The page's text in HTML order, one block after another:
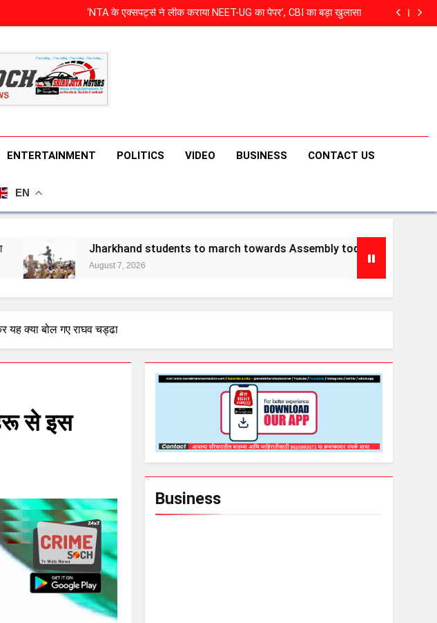
Jharkhand students to march towards Assembly today over JPSC, JSSC
recruitment row
बरी होने के बाद अयोध्या पहुंचे बृजभूषण सिंह, एयरपोर्ट से हनुमानगढ़ी तक भव्य स्वागत
‘NTA के एक्सपर्ट्स ने लीक कराया NEET-UG का पेपर’, CBI का बड़ा खुलासा
Jharkhand students to march towards Assembly today over JPSC, JSSC
बरी होने के बाद अयोध्या पहुंचे बृजभूषण सिंह, एयरपोर्ट से हनुमानगढ़ी तक भव्य स्वागत
ENTERTAINMENT POLITICS VIDEO BUSINESS CONTACT US
EN
students to march towards Assembly today over JPSC, JSSC recruitment
7, 2026
यह क्या बोल गए राघव चड्ढा
से इस
Business